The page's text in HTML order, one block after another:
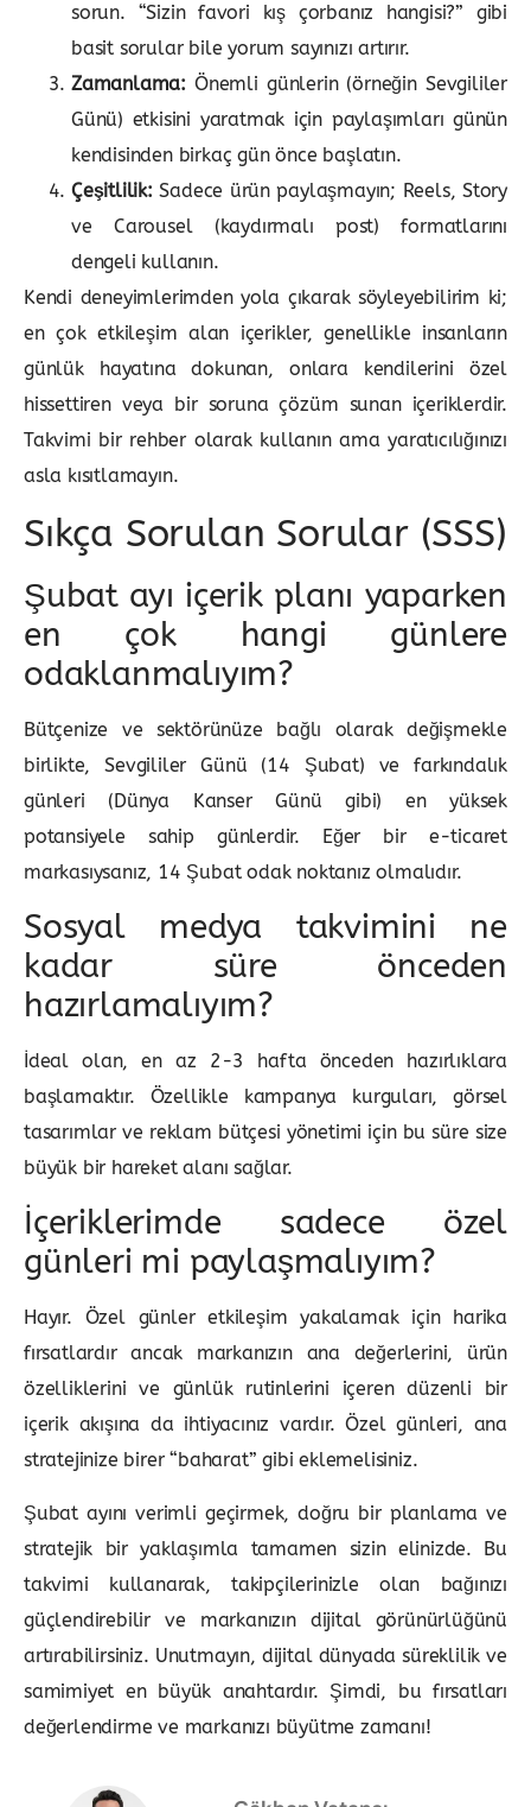
sorun. “Sizin favori kış çorbanız hangisi?” gibi
basit sorular bile yorum sayınızı artırır.
Zamanlama: Önemli günlerin (örneğin Sevgililer
Günü) etkisini yaratmak için paylaşımları günün
kendisinden birkaç gün önce başlatın.
Çeşitlilik: Sadece ürün paylaşmayın; Reels, Story
ve Carousel (kaydırmalı post) formatlarını
dengeli kullanın.
Kendi deneyimlerimden yola çıkarak söyleyebilirim ki;
en çok etkileşim alan içerikler, genellikle insanların
günlük hayatına dokunan, onlara kendilerini özel
hissettiren veya bir soruna çözüm sunan içeriklerdir.
Takvimi bir rehber olarak kullanın ama yaratıcılığınızı
asla kısıtlamayın.
Sıkça Sorulan Sorular (SSS)
Şubat ayı içerik planı yaparken
en çok hangi günlere
odaklanmalıyım?
Bütçenize ve sektörünüze bağlı olarak değişmekle
birlikte, Sevgililer Günü (14 Şubat) ve farkındalık
günleri (Dünya Kanser Günü gibi) en yüksek
potansiyele sahip günlerdir. Eğer bir e-ticaret
markasıysanız, 14 Şubat odak noktanız olmalıdır.
Sosyal medya takvimini ne
kadar süre önceden
hazırlamalıyım?
İdeal olan, en az 2-3 hafta önceden hazırlıklara
başlamaktır. Özellikle kampanya kurguları, görsel
tasarımlar ve reklam bütçesi yönetimi için bu süre size
büyük bir hareket alanı sağlar.
İçeriklerimde sadece özel
günleri mi paylaşmalıyım?
Hayır. Özel günler etkileşim yakalamak için harika
fırsatlardır ancak markanızın ana değerlerini, ürün
özelliklerini ve günlük rutinlerini içeren düzenli bir
içerik akışına da ihtiyacınız vardır. Özel günleri, ana
stratejinize birer “baharat” gibi eklemelisiniz.
Şubat ayını verimli geçirmek, doğru bir planlama ve
stratejik bir yaklaşımla tamamen sizin elinizde. Bu
takvimi kullanarak, takipçilerinizle olan bağınızı
güçlendirebilir ve markanızın dijital görünürlüğünü
artırabilirsiniz. Unutmayın, dijital dünyada süreklilik ve
samimiyet en büyük anahtardır. Şimdi, bu fırsatları
değerlendirme ve markanızı büyütme zamanı!